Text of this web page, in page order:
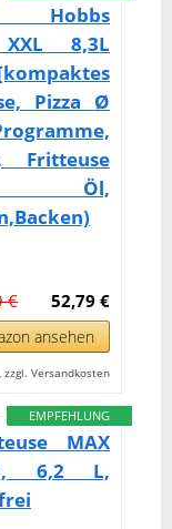
8,3L
Pizza Ø
Fritteuse
Öl,
52,79 €
€
ansehen
zzgl. Versandkosten
EMPFEHLUNG
MAX
6,2 L,